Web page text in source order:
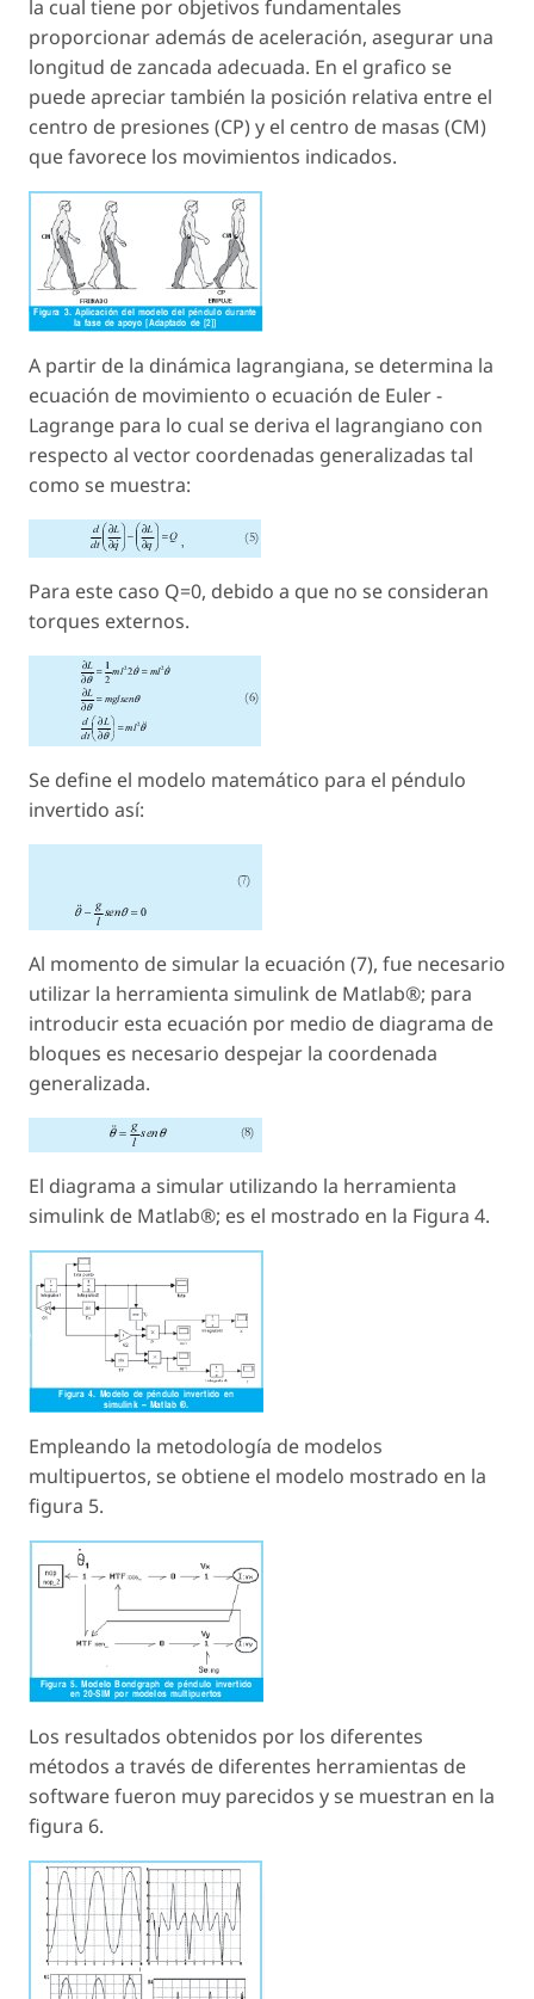
la cual tiene por objetivos fundamentales
proporcionar además de aceleración, asegurar una
longitud de zancada adecuada. En el grafico se
puede apreciar también la posición relativa entre el
centro de presiones (CP) y el centro de masas (CM)
que favorece los movimientos indicados.
A partir de la dinámica lagrangiana, se determina la
ecuación de movimiento o ecuación de Euler -
Lagrange para lo cual se deriva el lagrangiano con
respecto al vector coordenadas generalizadas tal
como se muestra:
Para este caso Q=0, debido a que no se consideran
torques externos.
Se define el modelo matemático para el péndulo
invertido así:
Al momento de simular la ecuación (7), fue necesario
utilizar la herramienta simulink de Matlab®; para
introducir esta ecuación por medio de diagrama de
bloques es necesario despejar la coordenada
generalizada.
El diagrama a simular utilizando la herramienta
simulink de Matlab®; es el mostrado en la Figura 4.
Empleando la metodología de modelos
multipuertos, se obtiene el modelo mostrado en la
figura 5.
Los resultados obtenidos por los diferentes
métodos a través de diferentes herramientas de
software fueron muy parecidos y se muestran en la
figura 6.